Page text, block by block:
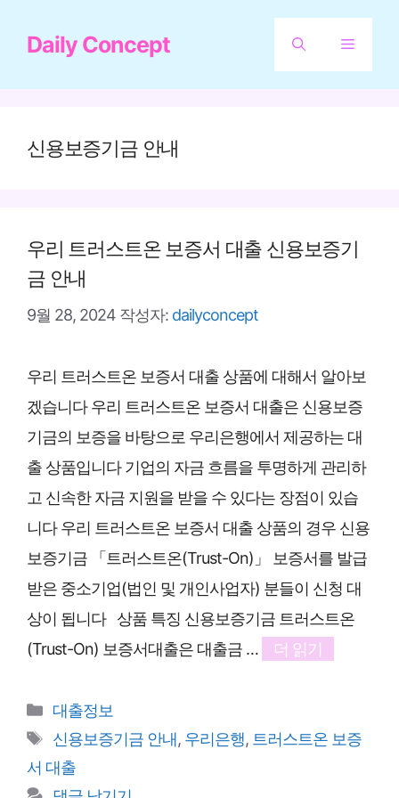
Daily Concept 메
신용보증기금 안내
우리 트러스트온 보증서 대출 신용보증기
금 안내
9월 28, 2024 작성자: dailyconcept
우리 트러스트온 보증서 대출 상품에 대해서 알아보
겠습니다 우리 트러스트온 보증서 대출은 신용보증
기금의 보증을 바탕으로 우리은행에서 제공하는 대
출 상품입니다 기업의 자금 흐름을 투명하게 관리하
고 신속한 자금 지원을 받을 수 있다는 장점이 있습
니다 우리 트러스트온 보증서 대출 상품의 경우 신용
보증기금 「트러스트온(Trust-On)」 보증서를 발급
받은 중소기업(법인 및 개인사업자) 분들이 신청 대
상이 됩니다 상품 특징 신용보증기금 트러스트온
(Trust-On) 보증서대출은 대출금 …
더 읽기
카
테
리
대출정보
태
그
신용보증기금 안내, 우리은행, 트러스트온 보증
서 대출